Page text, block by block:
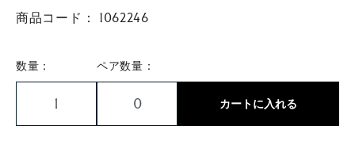
商品コード： 1062246
数量： ペア数量：
カートに入れる